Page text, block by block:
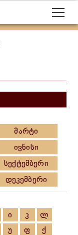
მარტი
ივნისი
სექტემბერი
დეკემბერი
ი კ
ლ
უ ფ
ქ